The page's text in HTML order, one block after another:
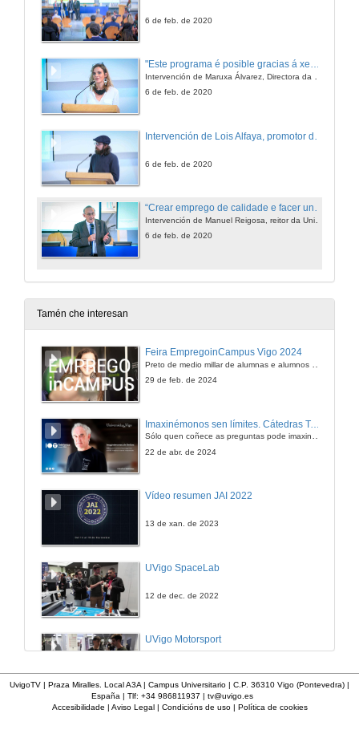
6 de feb. de 2020
"Este programa é posible gracias á xenerosidades dos que traballaron nel ó longo dos últimos anos"
6 de feb. de 2020
6 de feb. de 2020
“Crear emprego de calidade e facer unha Galicia mellor para todos”
6 de feb. de 2020
Tamén che interesan
Feira EmpregoinCampus Vigo 2024
29 de feb. de 2024
Imaxinémonos sen límites. Cátedras Telefónica
Sólo quen coñece as preguntas pode imaxinar novas respostas
22 de abr. de 2024
Vídeo resumen JAI 2022
13 de xan. de 2023
UVigo SpaceLab
12 de dec. de 2022
UVigo Motorsport
UVigo Aerotech
UvigoTV | Praza Miralles. Local A3A | Campus Universitario | C.P. 36310 Vigo (Pontevedra) |
España | Tlf: +34 986811937 | tv@uvigo.es
Accesibilidade | Aviso Legal| Condicións de uso| Política de cookies